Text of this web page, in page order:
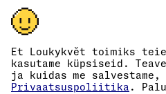
Et Loukykvět toimiks
kasutame küpsiseid.
ja kuidas me
Privaatsuspoliitika .
Slovensko
Polska
Österreich
Deutschland
France
België
© 2016 →
Loukykvět s.r.o. on registreeritud
Osaleme EKO-KOM süsteemis
Kasutame taimepasside
Meie registrikood on 05663687,
CZ05663687.
Andmekasti ID on eng827q.